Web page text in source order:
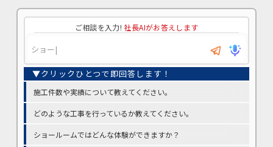
ご相談を入力! 社長AIがお答えします
施工件数や実績について教えてください。
どのような工事を行っているか教えてください。
ショールームではどんな体験ができますか？